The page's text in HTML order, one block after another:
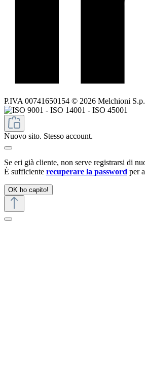
P.IVA 00741650154 © 2026 Melchioni
Nuovo sito. Stesso account.
Se eri già cliente, non serve registrarsi di
È sufficiente recuperare la password per
OK ho capito!